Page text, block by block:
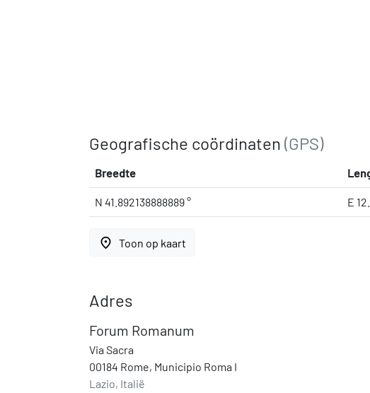
Geografische coördinaten (GPS)
Breedte
N 41.892138888889 ° E
place Toon op kaart
Adres
Forum Romanum
Via Sacra
00184 Rome, Municipio Roma I
Lazio, Italië